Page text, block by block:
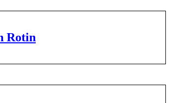
Rotin